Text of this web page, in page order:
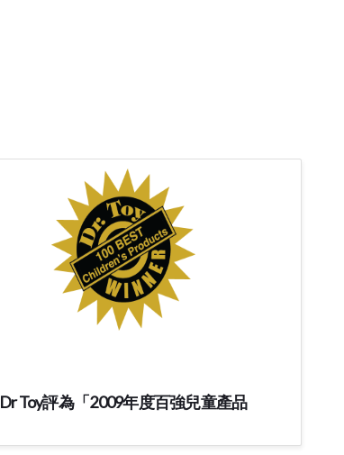
Dr Toy評為「2009年度百強兒童產品